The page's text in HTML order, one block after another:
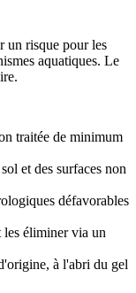
un risque pour les
aquatiques. Le
traitée de minimum
et des surfaces non
défavorables
les éliminer via un
à l'abri du gel